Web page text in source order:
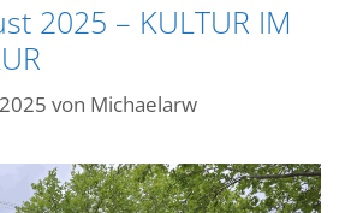
2025 – KULTUR IM
von Michaelarw